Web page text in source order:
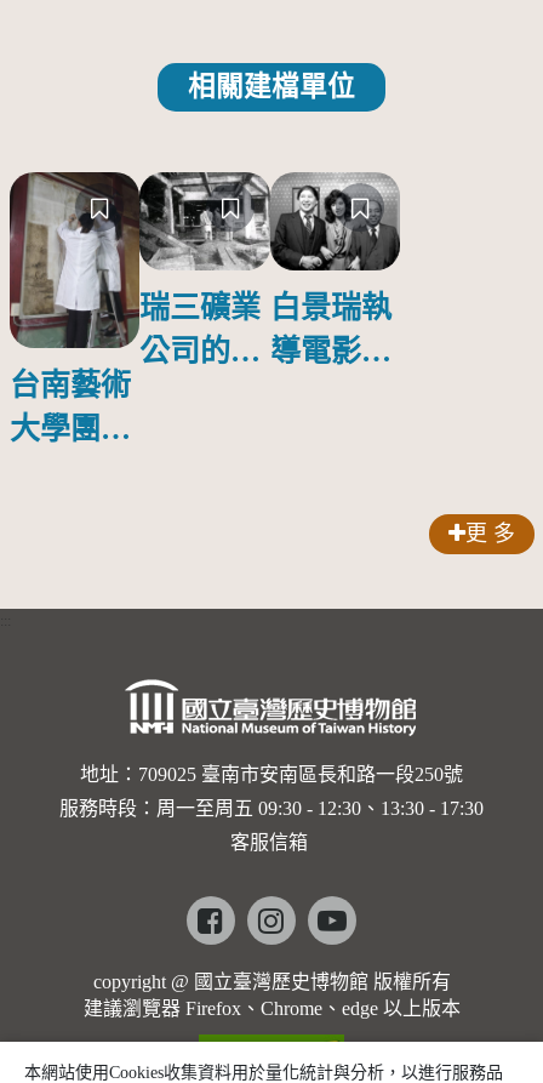
相關建檔單位
台南藝術
大學團隊
瑞三礦業
公司的選
白景瑞執
導電影
更 多
地址：709025 臺南市安南區長和路一段250號
服務時段：周一至周五 09:30 - 12:30、13:30 - 17:30
客服信箱
Facebookinstagramyoutube
copyright @ 國立臺灣歷史博物館 版權所有
建議瀏覽器 Firefox、Chrome、edge 以上版本
本網站使用Cookies收集資料用於量化統計與分析，以進行服務品